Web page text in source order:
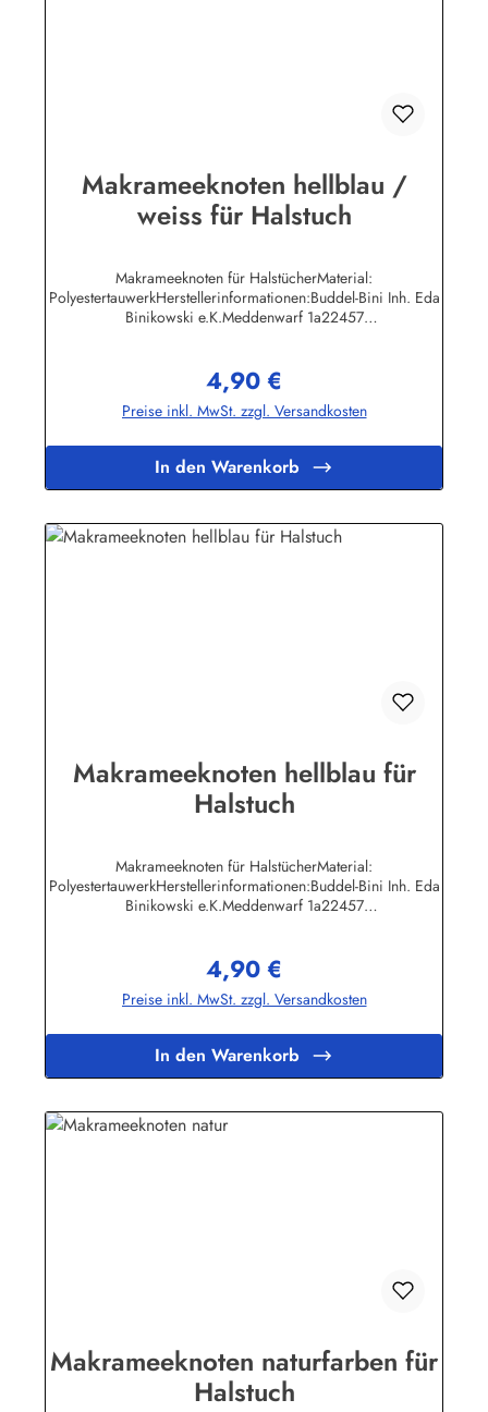
Makrameeknoten hellblau /
weiss für Halstuch
Makrameeknoten für HalstücherMaterial:
PolyestertauwerkHerstellerinformationen:Buddel-Bini Inh. Eda
Binikowski e.K.Meddenwarf 1a22457
Regulärer Preis:
4,90 €
Preise inkl. MwSt. zzgl. Versandkosten
In den Warenkorb
Makrameeknoten hellblau für
Halstuch
Makrameeknoten für HalstücherMaterial:
PolyestertauwerkHerstellerinformationen:Buddel-Bini Inh. Eda
Binikowski e.K.Meddenwarf 1a22457
Regulärer Preis:
4,90 €
Preise inkl. MwSt. zzgl. Versandkosten
In den Warenkorb
Makrameeknoten naturfarben für
Halstuch